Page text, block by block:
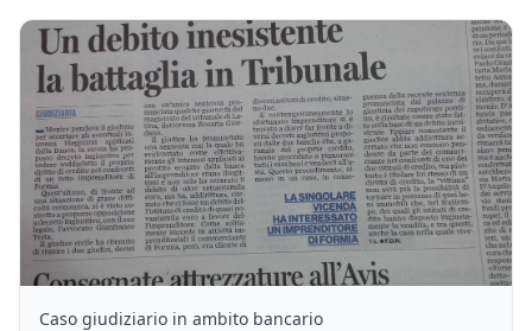
Caso giudiziario in ambito bancario